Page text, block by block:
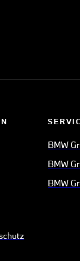
BMW
BMW
BMW